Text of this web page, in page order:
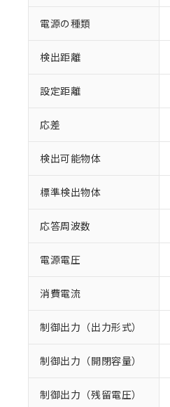
電源の種類
検出距離
設定距離
応差
検出可能物体
標準検出物体
応答周波数
電源電圧
消費電流
制御出力（出力形式）
制御出力（開閉容量）
制御出力（残留電圧）